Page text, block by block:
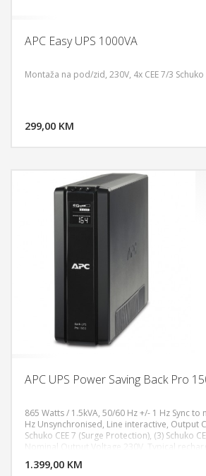
APC Easy UPS 1000VA
Montaža na pod/zid, 230V, 4x CEE 7/3 Schuko
299,00 KM
APC UPS Power Saving Back Pro
865 Watts / 1.5kVA, 50/60 Hz +/- 1 Hz Sync to
Hz Unsynchronised, Line interactive, Output
Schuko CEE 7 (Surge Protection), (3) Schuko
Nominal Output Voltage 230V, Typical
modem/fax/DSL protection (two wire single
1.399,00 KM